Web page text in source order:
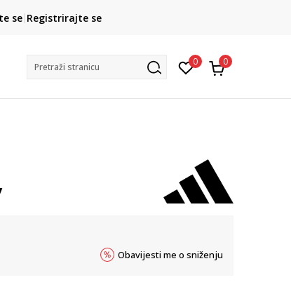
CLICK& COLLECT
besplatno preuzimanje u trgovini
se Registrirajte se
Pretraži stranicu 0 0
Obavijesti me o sniženju